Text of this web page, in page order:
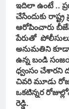
ఇదిలా ఉంటే ..
చేసేందుకు రాష్ట్ర
ఆరోపించారు
పేరుతో
అనుమతిని కూడా
ఉన్న బండి
ధ్వంసం చేశారని
చివరి మూడు
ఒకటిన్నర
రెడ్డి.